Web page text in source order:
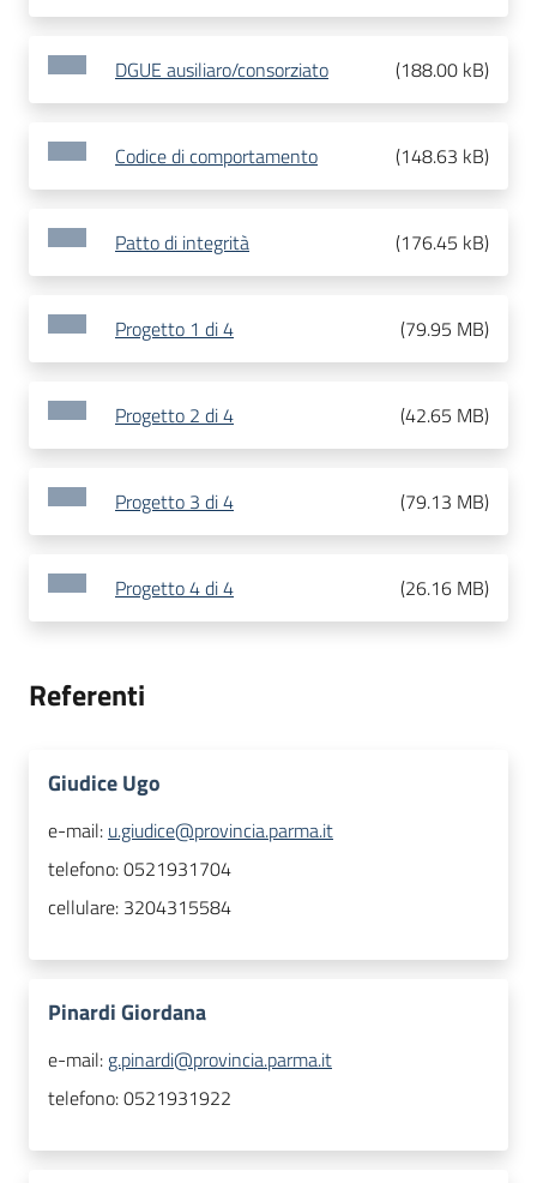
DGUE ausiliaro/consorziato (188.00 kB)
Codice di comportamento (148.63 kB)
Patto di integrità (176.45 kB)
Progetto 1 di 4 (79.95 MB)
Progetto 2 di 4 (42.65 MB)
Progetto 3 di 4 (79.13 MB)
Progetto 4 di 4 (26.16 MB)
Referenti
Giudice Ugo
e-mail: u.giudice@provincia.parma.it
telefono:0521931704
cellulare: 3204315584
Pinardi Giordana
e-mail: g.pinardi@provincia.parma.it
telefono:0521931922